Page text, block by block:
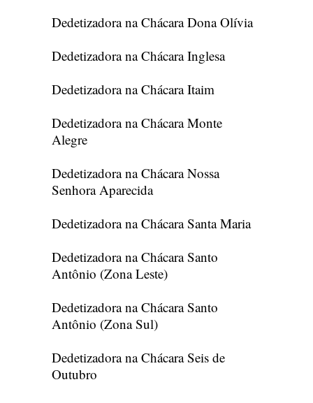
Dedetizadora na Chácara Dona Olívia
Dedetizadora na Chácara Inglesa
Dedetizadora na Chácara Itaim
Dedetizadora na Chácara Monte
Alegre
Dedetizadora na Chácara Nossa
Senhora Aparecida
Dedetizadora na Chácara Santa Maria
Dedetizadora na Chácara Santo
Antônio (Zona Leste)
Dedetizadora na Chácara Santo
Antônio (Zona Sul)
Dedetizadora na Chácara Seis de
Outubro